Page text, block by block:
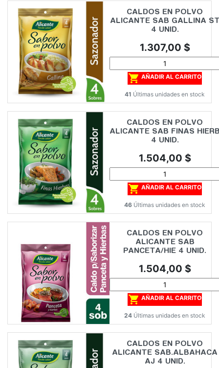
CALDOS EN POLVO
ALICANTE SAB GALLINA
4 UNID.
Precio
1.307,00 $
 AÑADIR AL CARRITO
41 Últimas unidades en stock
CALDOS EN POLVO
ALICANTE SAB FINAS
4 UNID.
Precio
1.504,00 $
 AÑADIR AL CARRITO
46 Últimas unidades en stock
CALDOS EN POLVO
ALICANTE SAB
PANCETA/HIE 4 UNID.
Precio
1.504,00 $
 AÑADIR AL CARRITO
24 Últimas unidades en stock
CALDOS EN POLVO
ALICANTE SAB.ALBAHACA
AJ 4 UNID.